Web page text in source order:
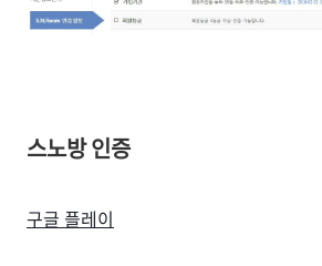
스노방 인증
구글 플레이